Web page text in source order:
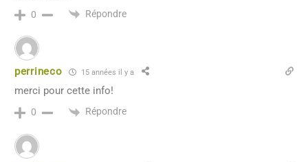
0 Répondre
perrineco 15 années il y a
merci pour cette info!
0 Répondre